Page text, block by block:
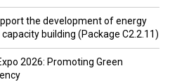
the development of energy
building (Package C2.2.11)
2026: Promoting Green